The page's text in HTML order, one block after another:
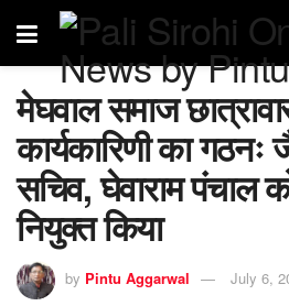
मेघवाल समाज
कार्यकारिणी का गठनः
सचिव, घेवाराम पंचाल
नियुक्त किया
by Pintu Aggarwal July 6,